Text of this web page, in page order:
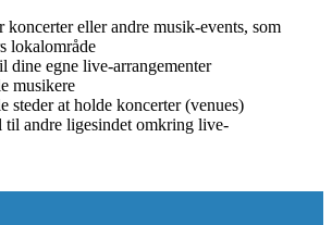
koncerter eller andre musik-events, som
lokalområde
dine egne live-arrangementer
musikere
steder at holde koncerter (venues)
til andre ligesindet omkring live-